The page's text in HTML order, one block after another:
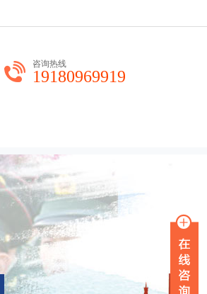
咨询热线
19180969919